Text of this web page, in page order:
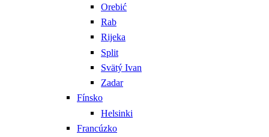
Orebić
Rab
Rijeka
Split
Svätý Ivan
Zadar
Fínsko
Helsinki
Francúzko